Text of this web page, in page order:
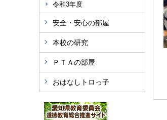
令和3年度
安全・安心の部屋
本校の研究
ＰＴＡの部屋
おはなしトロっ子